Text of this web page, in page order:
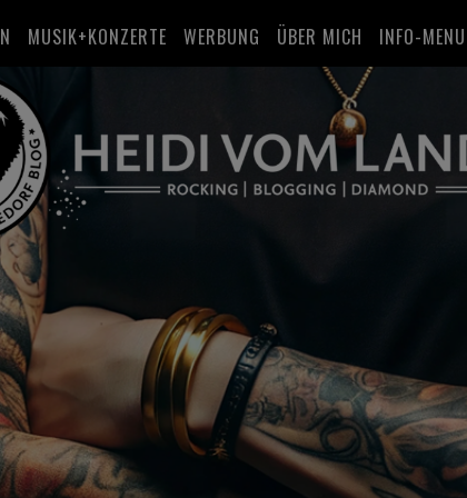
MUSIK+KONZERTE WERBUNG ÜBER MICH INFO-